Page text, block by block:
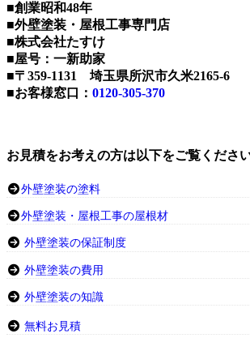
■創業昭和48年
■外壁塗装・屋根工事専門店
■株式会社たすけ
■屋号：一新助家
■〒359-1131 埼玉県所沢市久米2165-6
■お客様窓口： 0120-305-370
お見積をお考えの方は以下をご覧くださ
外壁塗装の塗料
外壁塗装・屋根工事の屋根材
外壁塗装の保証制度
外壁塗装の費用
外壁塗装の知識
無料お見積